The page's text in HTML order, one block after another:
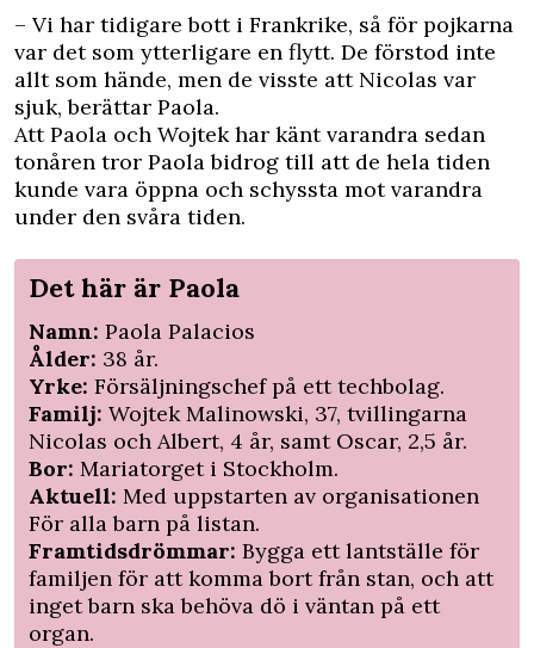
– Vi har tidigare bott i Frankrike, så för pojkarna
var det som ytterligare en flytt. De förstod inte
allt som hände, men de visste att Nicolas var
sjuk, berättar Paola.
Att Paola och Wojtek har känt varandra sedan
tonåren tror Paola bidrog till att de hela tiden
kunde vara öppna och schyssta mot varandra
under den svåra tiden.
Det här är Paola
Namn: Paola Palacios
Ålder: 38 år.
Yrke: Försäljningschef på ett techbolag.
Familj: Wojtek Malinowski, 37, tvillingarna
Nicolas och Albert, 4 år, samt Oscar, 2,5 år.
Bor: Mariatorget i Stockholm.
Aktuell: Med uppstarten av organisationen
För alla barn på listan.
Framtidsdrömmar: Bygga ett lantställe för
familjen för att komma bort från stan, och att
inget barn ska behöva dö i väntan på ett
organ.